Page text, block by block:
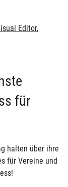
Editor,
für
halten über ihre
für Vereine und